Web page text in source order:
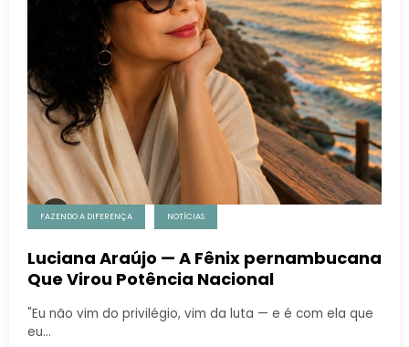
FAZENDO A DIFERENÇA NOTÍCIAS
Luciana Araújo — A Fênix pernambucana
Que Virou Potência Nacional
"Eu não vim do privilégio, vim da luta — e é com ela que
eu…